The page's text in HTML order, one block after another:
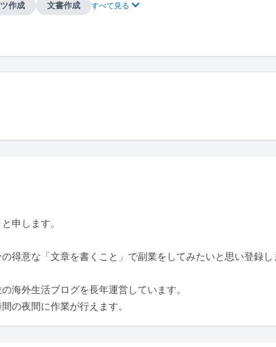
作成
文書作成 すべて見る
申します。
得意な「文章を書くこと」で副業をしてみたいと思い登録し
海外生活ブログを長年運営しています。
の夜間に作業が行えます。